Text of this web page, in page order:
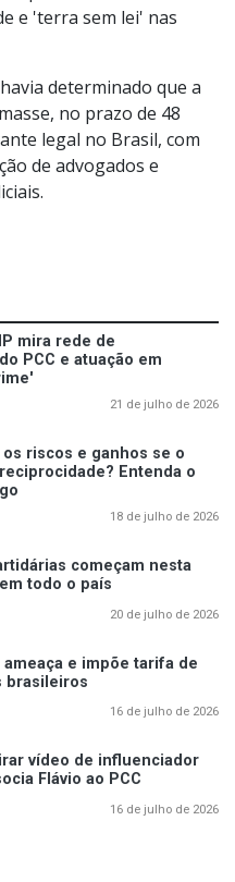
e 'terra sem lei' nas
determinado que a
no prazo de 48
legal no Brasil, com
de advogados e
mira rede de
PCC e atuação em
21 de julho de 2026
riscos e ganhos se o
Entenda o
18 de julho de 2026
começam nesta
todo o país
20 de julho de 2026
e impõe tarifa de
brasileiros
16 de julho de 2026
vídeo de influenciador
Flávio ao PCC
16 de julho de 2026